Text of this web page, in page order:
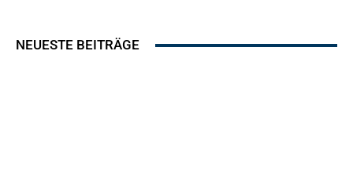
NEUESTE BEITRÄGE